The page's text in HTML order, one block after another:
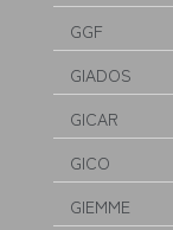
GGF
GIADOS
GICAR
GICO
GIEMME